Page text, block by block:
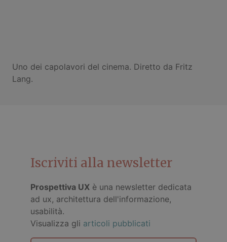
Uno dei capolavori del cinema. Diretto da Fritz
Lang.
Iscriviti alla newsletter
Prospettiva UX è una newsletter dedicata
ad ux, architettura dell'informazione,
usabilità.
Visualizza gli articoli pubblicati